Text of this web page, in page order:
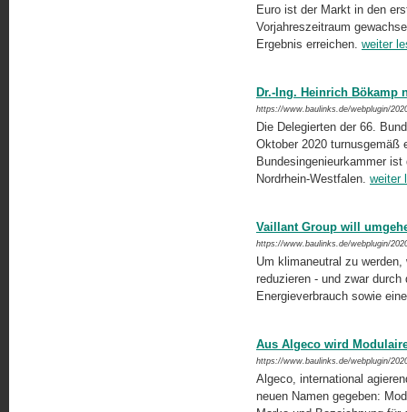
Euro ist der Markt in den
Vorjahreszeitraum
Ergebnis erreichen. weiter
Dr.-Ing. Heinrich Bökamp
https://www.baulinks.de/webplugin/
Die Delegierten der 66.
Oktober 2020 turnusgemäß
Bundesingenieurkammer
Nordrhein-Westfalen. weiter
Vaillant Group will
https://www.baulinks.de/webplugin/
Um klimaneutral zu
reduzieren - und zwar
Energieverbrauch sowie
Aus Algeco wird
https://www.baulinks.de/webplugin/
Algeco, international
neuen Namen gegeben: